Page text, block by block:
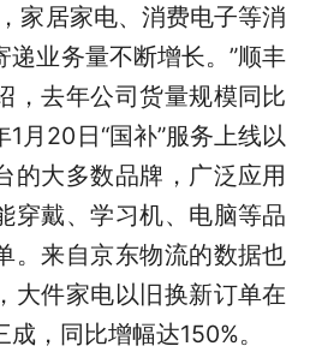
居家电、消费电子等消
递业务量不断增长。”顺丰
，去年公司货量规模同比
月20日“国补”服务上线以
的大多数品牌，广泛应用
穿戴、学习机、电脑等品
。来自京东物流的数据也
大件家电以旧换新订单在
，同比增幅达150%。